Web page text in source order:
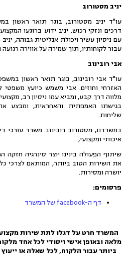
יניב מסטורוב
עו"ד יניב מסטורוב, בוגר תואר ראשון
דרכים ונזקי רכוש. יניב ידוע ברוגעו
עם ניסיון עשיר ויכולת אנליטית גבוהה,
עבור לקוחותיו, תוך שמירה על אווירה
אבי רובינוב
עו"ד אבי רובינוב, בוגר תואר ראשון
האזרחי וחוזים. אבי משמש כיועץ
מלווה דרך קבע, ומביא עמו ניסיון רב,
בגישתו האמפתית והאחראית, ומבצע
שליחות.
במשרדנו, מסטורוב רובינוב משרד עורכי
איכותי ומקצועי,
שיתוף הפעולה בינינו יוצר סינרגיה חזקה
את השירות הטוב ביותר, המותאם לצרכי
יושרה ומסירות.
פרסומים:
דף ה-facebook של המשרד
המשרד חרט על דגלו לתת שירות
מלאה ובאופן אישי ויסודי לכל אחד
ביותר עבור הלקוח, לכל שאלה או